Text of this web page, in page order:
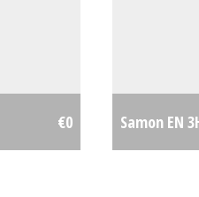
€0 Samon EN